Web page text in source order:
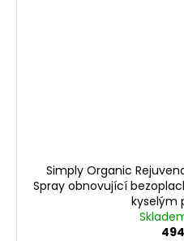
Simply Organic
Spray obnovující
kyselým